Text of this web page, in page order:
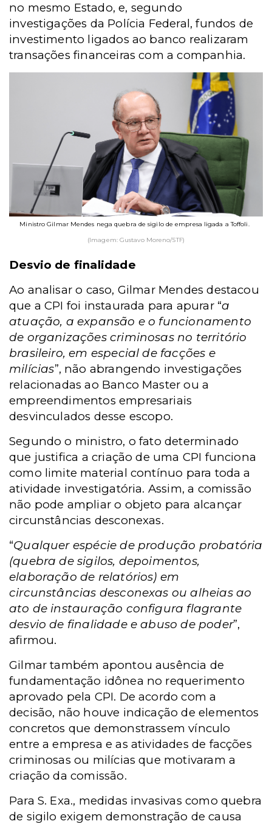
no mesmo Estado, e, segundo
investigações da Polícia Federal, fundos de
investimento ligados ao banco realizaram
transações financeiras com a companhia.
Ministro Gilmar Mendes nega quebra de sigilo de empresa ligada a Toffoli.
(Imagem: Gustavo Moreno/STF)
Desvio de finalidade
Ao analisar o caso, Gilmar Mendes destacou
que a CPI foi instaurada para apurar “a
atuação, a expansão e o funcionamento
de organizações criminosas no território
brasileiro, em especial de facções e
milícias”, não abrangendo investigações
relacionadas ao Banco Master ou a
empreendimentos empresariais
desvinculados desse escopo.
Segundo o ministro, o fato determinado
que justifica a criação de uma CPI funciona
como limite material contínuo para toda a
atividade investigatória. Assim, a comissão
não pode ampliar o objeto para alcançar
circunstâncias desconexas.
“Qualquer espécie de produção probatória
(quebra de sigilos, depoimentos,
elaboração de relatórios) em
circunstâncias desconexas ou alheias ao
ato de instauração configura flagrante
desvio de finalidade e abuso de poder”,
afirmou.
Gilmar também apontou ausência de
fundamentação idônea no requerimento
aprovado pela CPI. De acordo com a
decisão, não houve indicação de elementos
concretos que demonstrassem vínculo
entre a empresa e as atividades de facções
criminosas ou milícias que motivaram a
criação da comissão.
Para S. Exa., medidas invasivas como quebra
de sigilo exigem demonstração de causa